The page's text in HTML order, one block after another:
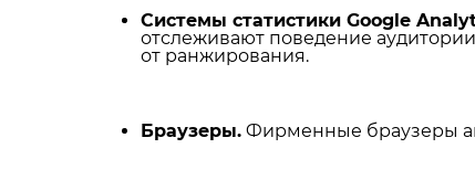
Системы статистики Google
отслеживают поведение
от ранжирования.
Браузеры. Фирменные браузеры